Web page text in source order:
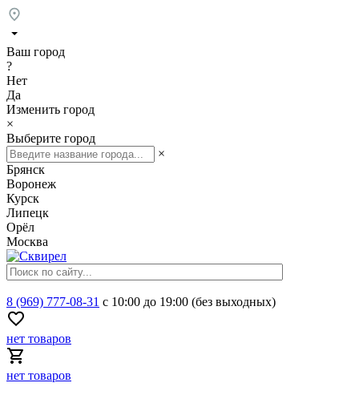
Ваш город
?
Нет
Да
Изменить город
×
Выберите город
×
Брянск
Воронеж
Курск
Липецк
Орёл
Москва
8 (969) 777-08-31 с 10:00 до 19:00 (без выходных)
нет товаров
нет товаров